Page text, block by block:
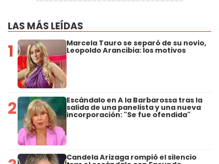
LAS MÁS LEÍDAS
1 Marcela Tauro se separó de su novio,
Leopoldo Arancibia: los motivos
2 Escándalo en A la Barbarossa tras la
salida de una panelista y una nueva
incorporación: "Se fue ofendida"
Candela Arizaga rompió el silencio